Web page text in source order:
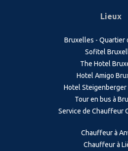
Lieux
Bruxelles - Quartier
Sofitel
The Hotel
Hotel Amigo
Hotel
Tour en bus à
Service de Chauffeur
Chauffeur à
Chauffeur à